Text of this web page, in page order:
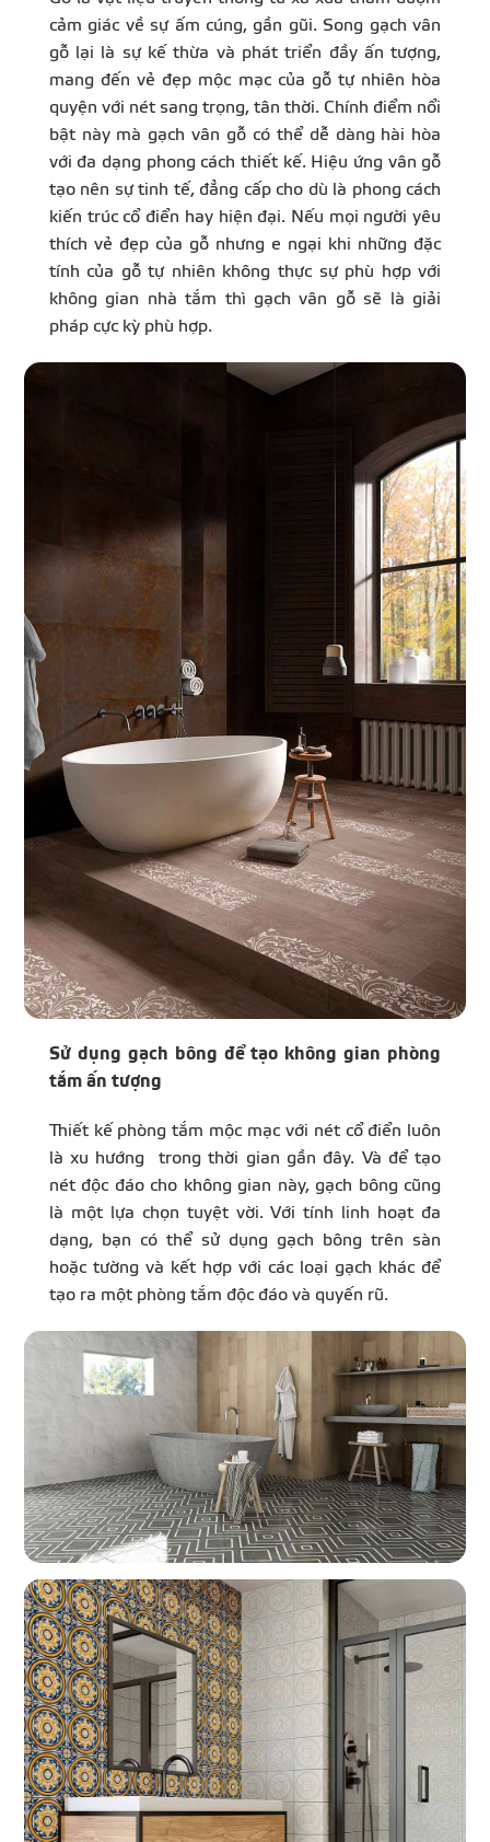
cảm giác về sự ấm cúng, gần gũi. Song gạch vân
gỗ lại là sự kế thừa và phát triển đầy ấn tượng,
mang đến vẻ đẹp mộc mạc của gỗ tự nhiên hòa
quyện với nét sang trọng, tân thời. Chính điểm nổi
bật này mà gạch vân gỗ có thể dễ dàng hài hòa
với đa dạng phong cách thiết kế. Hiệu ứng vân gỗ
tạo nên sự tinh tế, đẳng cấp cho dù là phong cách
kiến trúc cổ điển hay hiện đại. Nếu mọi người yêu
thích vẻ đẹp của gỗ nhưng e ngại khi những đặc
tính của gỗ tự nhiên không thực sự phù hợp với
không gian nhà tắm thì gạch vân gỗ sẽ là giải
pháp cực kỳ phù hợp.
Sử dụng gạch bông để tạo không gian phòng
tắm ấn tượng
Thiết kế phòng tắm mộc mạc với nét cổ điển luôn
là xu hướng trong thời gian gần đây. Và để tạo
nét độc đáo cho không gian này, gạch bông cũng
là một lựa chọn tuyệt vời. Với tính linh hoạt đa
dạng, bạn có thể sử dụng gạch bông trên sàn
hoặc tường và kết hợp với các loại gạch khác để
tạo ra một phòng tắm độc đáo và quyến rũ.